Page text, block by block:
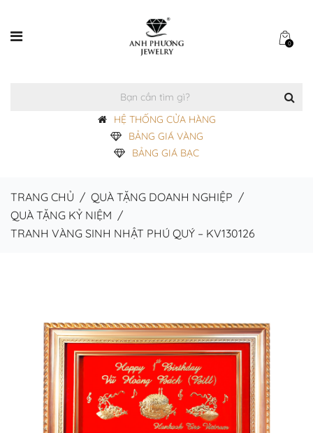
0
HỆ THỐNG CỬA HÀNG
BẢNG GIÁ VÀNG
BẢNG GIÁ BẠC
TRANG CHỦ / QUÀ TẶNG DOANH NGHIỆP /
QUÀ TẶNG KỶ NIỆM /
TRANH VÀNG SINH NHẬT PHÚ QUÝ – KV130126